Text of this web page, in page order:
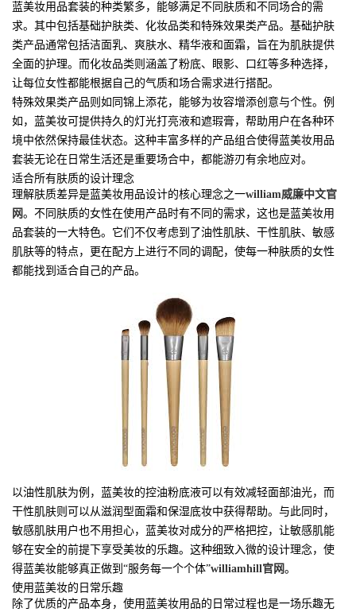
蓝美妆用品套装的种类繁多，能够满足不同肤质和不同场合的需
求。其中包括基础护肤类、化妆品类和特殊效果类产品。基础护肤
类产品通常包括洁面乳、爽肤水、精华液和面霜，旨在为肌肤提供
全面的护理。而化妆品类则涵盖了粉底、眼影、口红等多种选择，
让每位女性都能根据自己的气质和场合需求进行搭配。
特殊效果类产品则如同锦上添花，能够为妆容增添创意与个性。例
如，蓝美妆可提供持久的灯光打亮液和遮瑕膏，帮助用户在各种环
境中依然保持最佳状态。这种丰富多样的产品组合使得蓝美妆用品
套装无论在日常生活还是重要场合中，都能游刃有余地应对。
适合所有肤质的设计理念
理解肤质差异是蓝美妆用品设计的核心理念之一william威廉中文官
网。不同肤质的女性在使用产品时有不同的需求，这也是蓝美妆用
品套装的一大特色。它们不仅考虑到了油性肌肤、干性肌肤、敏感
肌肤等的特点，更在配方上进行不同的调配，使每一种肤质的女性
都能找到适合自己的产品。
以油性肌肤为例，蓝美妆的控油粉底液可以有效减轻面部油光，而
干性肌肤则可以从滋润型面霜和保湿底妆中获得帮助。与此同时，
敏感肌肤用户也不用担心，蓝美妆对成分的严格把控，让敏感肌能
够在安全的前提下享受美妆的乐趣。这种细致入微的设计理念，使
得蓝美妆能够真正做到“服务每一个个体”williamhill官网。
使用蓝美妆的日常乐趣
除了优质的产品本身，使用蓝美妆用品的日常过程也是一场乐趣无